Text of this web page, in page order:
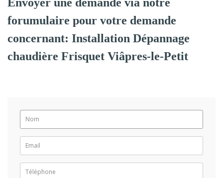
Envoyer une demande via notre
forumulaire pour votre demande
concernant: Installation Dépannage
chaudière Frisquet Viâpres-le-Petit